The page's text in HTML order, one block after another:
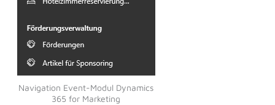
Navigation Event-Modul Dynamics
365 for Marketing